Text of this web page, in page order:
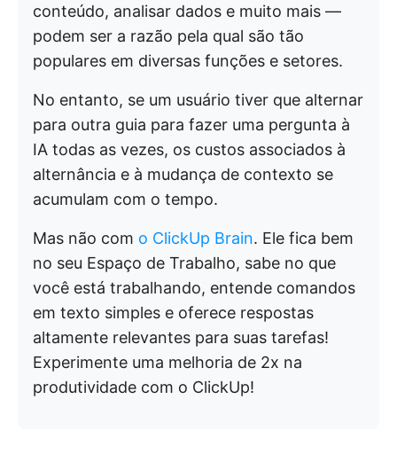
conteúdo, analisar dados e muito mais —
podem ser a razão pela qual são tão
populares em diversas funções e setores.
No entanto, se um usuário tiver que alternar
para outra guia para fazer uma pergunta à
IA todas as vezes, os custos associados à
alternância e à mudança de contexto se
acumulam com o tempo.
Mas não com o ClickUp Brain. Ele fica bem
no seu Espaço de Trabalho, sabe no que
você está trabalhando, entende comandos
em texto simples e oferece respostas
altamente relevantes para suas tarefas!
Experimente uma melhoria de 2x na
produtividade com o ClickUp!